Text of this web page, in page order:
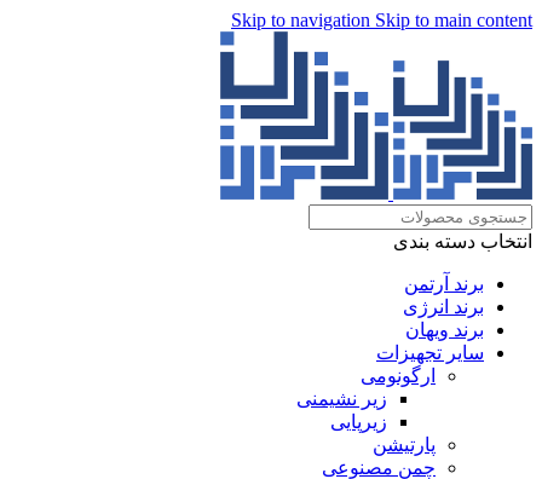
Skip to navigation Skip to main content
انتخاب دسته بندی
برند آرتمن
برند انرژی
برند ویهان
سایر تجهیزات
ارگونومی
زیر نشیمنی
زیرپایی
پارتیشن
چمن مصنوعی